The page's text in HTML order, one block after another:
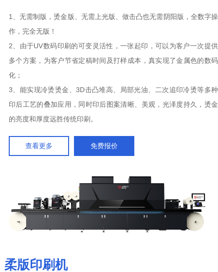
1、无需制版，烫金版、无需上光版、做击凸也无需阴阳版，全数字操
作，完全无版！
2、由于UV数码印刷的可变灵活性，一张起印，可以为客户一次提供
多个方案，为客户节省定稿时间及打样成本，真实现了金属色的数码
化；
3、能实现冷烫烫金、3D击凸堆高、局部光油、二次追印冷烫等多种
印后工艺的叠加应用，同时印后图案清晰、美观，光泽度持久，烫金
的亮度和厚度远胜传统印刷。
查看更多 免费报价
柔版印刷机